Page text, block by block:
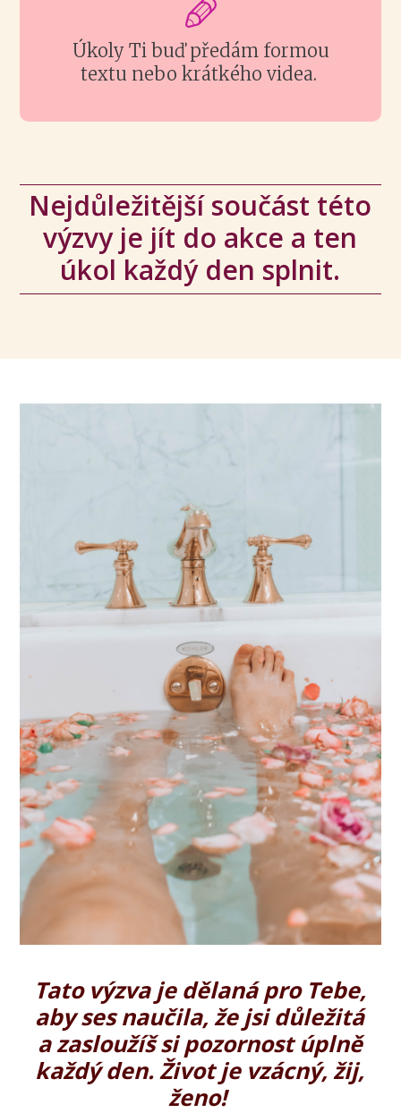
Úkoly Ti buď předám formou
textu nebo krátkého videa.
Nejdůležitější součást této
výzvy je jít do akce a ten
úkol každý den splnit.
Tato výzva je dělaná pro Tebe,
aby ses naučila, že jsi důležitá
a zasloužíš si pozornost úplně
každý den. Život je vzácný, žij,
ženo!